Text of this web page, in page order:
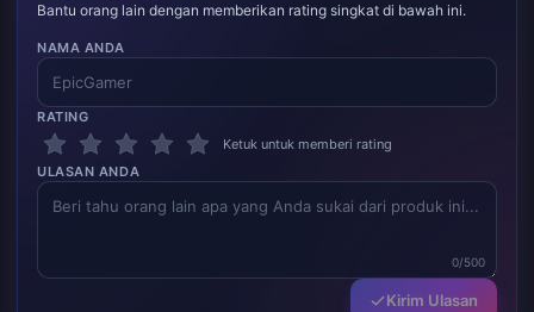
Bantu orang lain dengan memberikan rating singkat di bawah ini.
NAMA ANDA
RATING
Ketuk untuk memberi rating
ULASAN ANDA
0/500
Kirim Ulasan